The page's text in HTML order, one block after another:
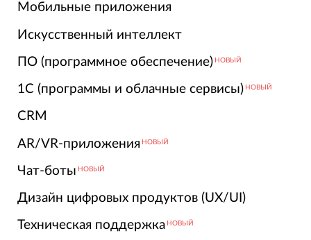
Мобильные приложения
Искусственный интеллект
ПО (программное обеспечение) НОВЫЙ
1С (программы и облачные сервисы) НОВЫЙ
CRM
AR/VR-приложения НОВЫЙ
Чат-боты НОВЫЙ
Дизайн цифровых продуктов (UX/UI)
Техническая поддержка НОВЫЙ